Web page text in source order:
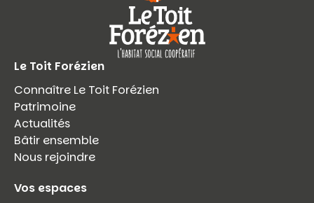
Le Toit Forézien
Connaître Le Toit Forézien
Patrimoine
Actualités
Bâtir ensemble
Nous rejoindre
Vos espaces